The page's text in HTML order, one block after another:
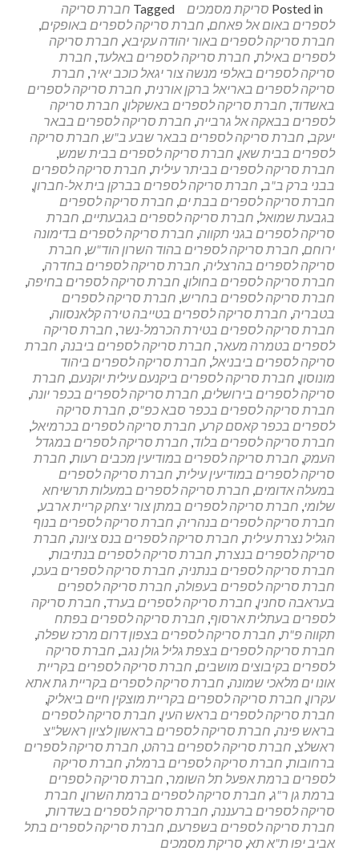
about
סריקת
מסמכים
לעסק
Posted in סריקת מסמכים Tagged חברת סריקה
לספרים באום אל פאחם, חברת סריקה לספרים באופקים,
חברת סריקה לספרים באור יהודה עקיבא, חברת סריקה
לספרים באילת, חברת סריקה לספרים באלעד, חברת
סריקה לספרים באלפי מנשה צור יגאל כוכב יאיר, חברת
סריקה לספרים באריאל ברקן אורנית, חברת סריקה לספרים
באשדוד, חברת סריקה לספרים באשקלון, חברת סריקה
לספרים בבאקה אל גרבייה, חברת סריקה לספרים בבאר
יעקב, חברת סריקה לספרים בבאר שבע ב"ש, חברת סריקה
לספרים בבית שאן, חברת סריקה לספרים בבית שמש,
חברת סריקה לספרים בביתר עילית, חברת סריקה לספרים
בבני ברק ב"ב, חברת סריקה לספרים בברקן בית אל-חברון,
חברת סריקה לספרים בבת ים, חברת סריקה לספרים
בגבעת שמואל, חברת סריקה לספרים בגבעתיים, חברת
סריקה לספרים בגני תקווה, חברת סריקה לספרים בדימונה
ירוחם, חברת סריקה לספרים בהוד השרון הוד"ש, חברת
סריקה לספרים בהרצליה, חברת סריקה לספרים בחדרה,
חברת סריקה לספרים בחולון, חברת סריקה לספרים בחיפה,
חברת סריקה לספרים בחריש, חברת סריקה לספרים
בטבריה, חברת סריקה לספרים בטייבה טירה קלאנסווה,
חברת סריקה לספרים בטירת הכרמל-נשר, חברת סריקה
לספרים בטמרה מעאר, חברת סריקה לספרים ביבנה, חברת
סריקה לספרים ביבניאל, חברת סריקה לספרים ביהוד
מונוסון, חברת סריקה לספרים ביקנעם עילית יוקנעם, חברת
סריקה לספרים בירושלים, חברת סריקה לספרים בכפר יונה,
חברת סריקה לספרים בכפר סבא כפ"ס, חברת סריקה
לספרים בכפר קאסם קרע, חברת סריקה לספרים בכרמיאל,
חברת סריקה לספרים בלוד, חברת סריקה לספרים במגדל
העמק, חברת סריקה לספרים במודיעין מכבים רעות, חברת
סריקה לספרים במודיעין עילית, חברת סריקה לספרים
במעלה אדומים, חברת סריקה לספרים במעלות תרשיחא
שלומי, חברת סריקה לספרים במתן צור יצחק קריית ארבע,
חברת סריקה לספרים בנהריה, חברת סריקה לספרים בנוף
הגליל נצרת עילית, חברת סריקה לספרים בנס ציונה, חברת
סריקה לספרים בנצרת, חברת סריקה לספרים בנתיבות,
חברת סריקה לספרים בנתניה, חברת סריקה לספרים בעכו,
חברת סריקה לספרים בעפולה, חברת סריקה לספרים
בעראבה סחנין, חברת סריקה לספרים בערד, חברת סריקה
לספרים בעתלית ארסוף, חברת סריקה לספרים בפתח
תקווה פ"ת, חברת סריקה לספרים בצפון דרום מרכז שפלה,
חברת סריקה לספרים בצפת גליל גולן נגב, חברת סריקה
לספרים בקיבוצים מושבים, חברת סריקה לספרים בקריית
אונו ים מלאכי שמונה, חברת סריקה לספרים בקריית גת אתא
עקרון, חברת סריקה לספרים בקריית מוצקין חיים ביאליק,
חברת סריקה לספרים בראש העין, חברת סריקה לספרים
בראש פינה, חברת סריקה לספרים בראשון לציון ראשל"צ
ראשלצ, חברת סריקה לספרים ברהט, חברת סריקה לספרים
ברחובות, חברת סריקה לספרים ברמלה, חברת סריקה
לספרים ברמת אפעל תל השומר, חברת סריקה לספרים
ברמת גן ר"ג, חברת סריקה לספרים ברמת השרון, חברת
סריקה לספרים ברעננה, חברת סריקה לספרים בשדרות,
חברת סריקה לספרים בשפרעם, חברת סריקה לספרים בתל
אביב יפו ת"א תא, סריקת מסמכים